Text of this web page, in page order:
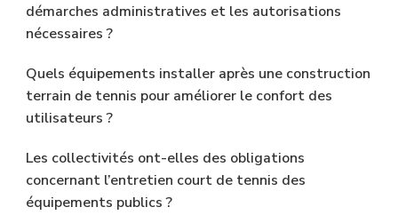
démarches administratives et les autorisations
nécessaires ?
Quels équipements installer après une construction
terrain de tennis pour améliorer le confort des
utilisateurs ?
Les collectivités ont-elles des obligations
concernant l’entretien court de tennis des
équipements publics ?